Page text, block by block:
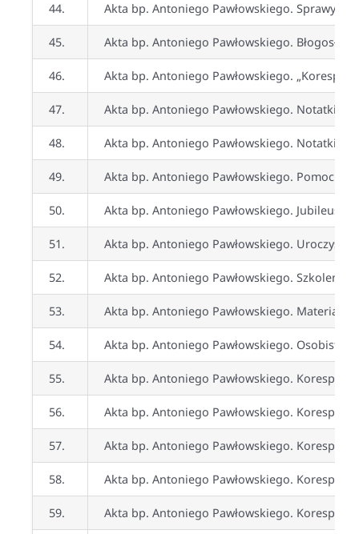
44. Akta bp. Antoniego Pawłowskiego. Sprawy
45. Akta bp. Antoniego Pawłowskiego.
46. Akta bp. Antoniego Pawłowskiego.
47. Akta bp. Antoniego Pawłowskiego. Notatki
48. Akta bp. Antoniego Pawłowskiego. Notatki
49. Akta bp. Antoniego Pawłowskiego. Pomoc
50. Akta bp. Antoniego Pawłowskiego. Jubileusz
51. Akta bp. Antoniego Pawłowskiego.
52. Akta bp. Antoniego Pawłowskiego. Szkolenie
53. Akta bp. Antoniego Pawłowskiego.
54. Akta bp. Antoniego Pawłowskiego. Osobiste
55. Akta bp. Antoniego Pawłowskiego.
56. Akta bp. Antoniego Pawłowskiego.
57. Akta bp. Antoniego Pawłowskiego.
58. Akta bp. Antoniego Pawłowskiego.
59. Akta bp. Antoniego Pawłowskiego.